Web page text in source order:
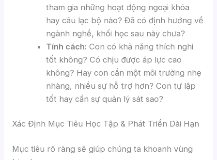
tham gia những hoạt động ngoại khóa
hay câu lạc bộ nào? Đã có định hướng về
ngành nghề, khối học sau này chưa?
Tính cách: Con có khả năng thích nghi
tốt không? Có chịu được áp lực cao
không? Hay con cần một môi trường nhẹ
nhàng, nhiều sự hỗ trợ hơn? Con tự lập
tốt hay cần sự quản lý sát sao?
Xác Định Mục Tiêu Học Tập & Phát Triển Dài Hạn
Mục tiêu rõ ràng sẽ giúp chúng ta khoanh vùng